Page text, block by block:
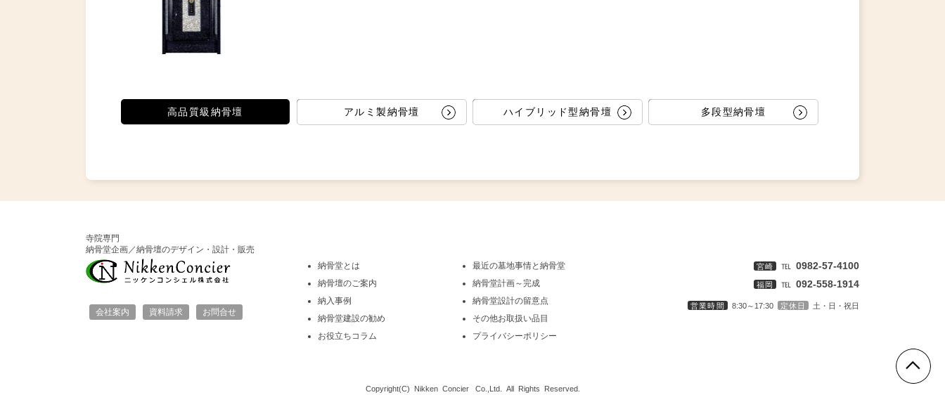
高品質級納骨壇 アルミ製納骨壇 ハイブリッド型納骨壇 多段型納骨壇
寺院専門
納骨堂企画／納骨壇のデザイン・設計・販売
会社案内 資料請求 お問合せ
納骨堂とは
納骨壇のご案内
納入事例
納骨堂建設の勧め
お役立ちコラム
最近の墓地事情と納骨堂
納骨堂計画～完成
納骨堂設計の留意点
その他お取扱い品目
プライバシーポリシー
宮崎 ℡ 0982-57‐4100
福岡 ℡ 092‐558‐1914
営業時間 8:30～17:30 定休日 土・日・祝日
Copyright(C) Nikken Concier Co.,Ltd. All Rights Reserved.